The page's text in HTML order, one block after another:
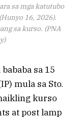
sa mga katutubo
16, 2026).
sa kurso. (PNA
sa 15
mula sa Sto.
kurso
at post lamp